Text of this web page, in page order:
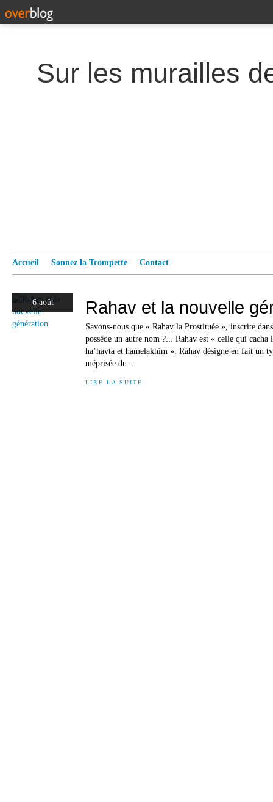
Accueil Sonnez la Trompette Contact
6 août Rahav et la nouvelle
Savons-nous que « Rahav la Prostituée », inscrite
possède un autre nom ?... Rahav est « celle qui cacha
ha’havta et hamelakhim ». Rahav désigne en fait un
méprisée du...
LIRE LA SUITE